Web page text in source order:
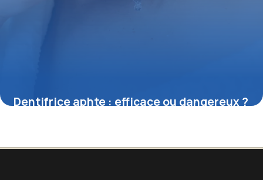
Dentifrice aphte : efficace ou dangereux ?